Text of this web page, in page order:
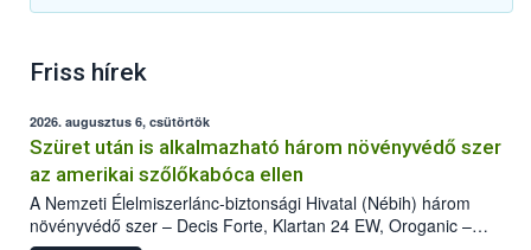
Friss hírek
2026. augusztus 6, csütörtök
Szüret után is alkalmazható három növényvédő szer
az amerikai szőlőkabóca ellen
A Nemzeti Élelmiszerlánc-biztonsági Hivatal (Nébih) három
növényvédő szer – Decis Forte, Klartan 24 EW, Oroganic –